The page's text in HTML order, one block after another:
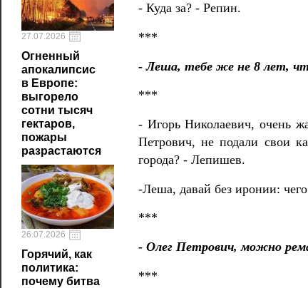
27.07.2026
Огненный
апокалипсис
в Европе:
выгорело
сотни тысяч
гектаров,
пожары
разрастаются
26.07.2026
Горячий, как
политика:
почему битва
- Куда за? - Репин.
***
- Леша, тебе же не 8 лет,
***
- Игорь Николаевич, очень
Петрович, не подали свои
города? - Лепишев.
-Леша, давай без иронии:
***
- Олег Петрович, можно
***